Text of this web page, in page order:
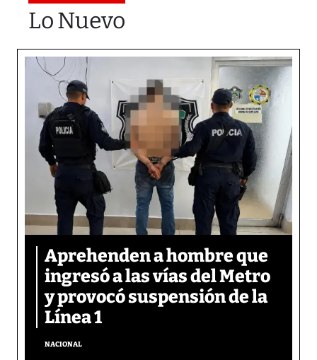
Lo Nuevo
Aprehenden a hombre que
ingresó a las vías del Metro
y provocó suspensión de la
Línea 1
NACIONAL